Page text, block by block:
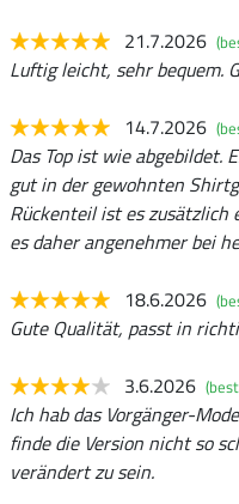
21.7.2026
Luftig leicht, sehr bequem.
14.7.2026
Das Top ist wie abgebildet.
gut in der gewohnten
Rückenteil ist es
es daher angenehmer bei
18.6.2026
Gute Qualität, passt in
3.6.2026
Ich hab das Vorgänger-
finde die Version nicht so
verändert zu sein.